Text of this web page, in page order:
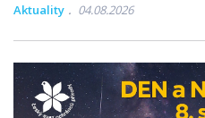
Aktuality 04.08.2026